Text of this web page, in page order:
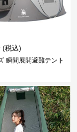
(税込)
瞬間展開避難テント